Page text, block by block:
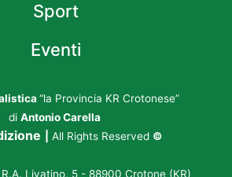
Sport
Eventi
“la Provincia KR Crotonese”
di Antonio Carella
All Rights Reserved ©
Livatino, 5 - 88900 Crotone (KR)